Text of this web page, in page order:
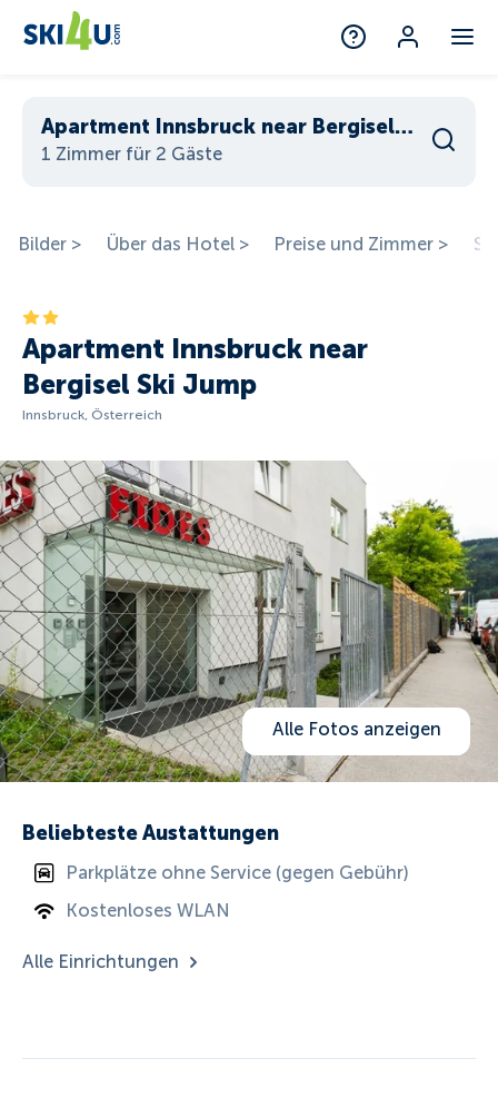
Apartment Innsbruck near Bergisel Ski Jump
1 Zimmer für 2 Gäste
Bilder > Über das Hotel > Preise und Zimmer >
Apartment Innsbruck near
Bergisel Ski Jump
Innsbruck, Österreich
Alle Fotos anzeigen
Beliebteste Austattungen
Parkplätze ohne Service (gegen Gebühr)
Kostenloses WLAN
Alle Einrichtungen